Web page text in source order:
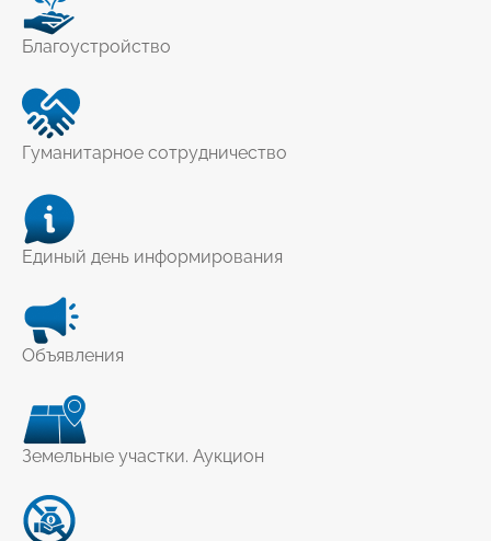
Благоустройство
Гуманитарное сотрудничество
Единый день информирования
Объявления
Земельные участки. Аукцион